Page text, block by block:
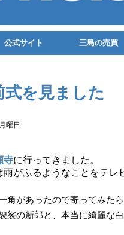
公式サイト 三島の売買
を見ました
曜日
寺に行ってきました。
雨がふるようなことをテ
角があったので寄ってみた
裟の新郎と、本当に綺麗な